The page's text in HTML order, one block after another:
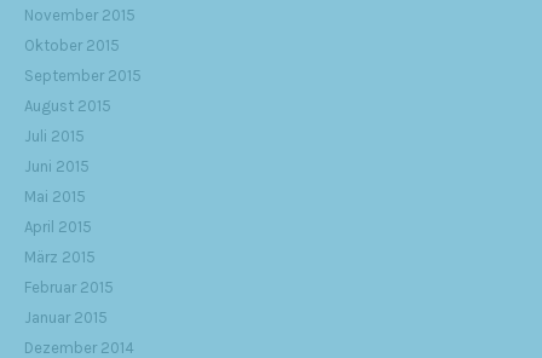
November 2015
Oktober 2015
September 2015
August 2015
Juli 2015
Juni 2015
Mai 2015
April 2015
März 2015
Februar 2015
Januar 2015
Dezember 2014